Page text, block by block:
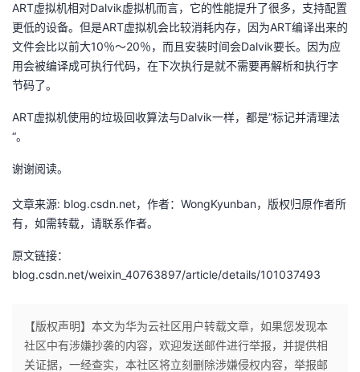
ART虚拟机相对Dalvik虚拟机而言，它的性能提升了很多，支持配置
更低的设备。但是ART虚拟机会比较消耗内存，因为ART编译出来的
文件会比以前大10％～20％，而且安装时间会Dalvik要长。因为应
用会被编译成可执行代码，在下次执行是就不需要再解析和执行字
节码了。
ART虚拟机使用的垃圾回收算法与Dalvik一样，都是”标记并清理法
“。
谢谢阅读。
文章来源: blog.csdn.net，作者：WongKyunban，版权归原作者所
有，如需转载，请联系作者。
原文链接：
blog.csdn.net/weixin_40763897/article/details/101037493
【版权声明】本文为华为云社区用户转载文章，如果您发现本
社区中有涉嫌抄袭的内容，欢迎发送邮件进行举报，并提供相
关证据，一经查实，本社区将立刻删除涉嫌侵权内容，举报邮